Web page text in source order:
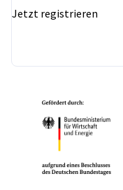
Jetzt registrieren
Partner